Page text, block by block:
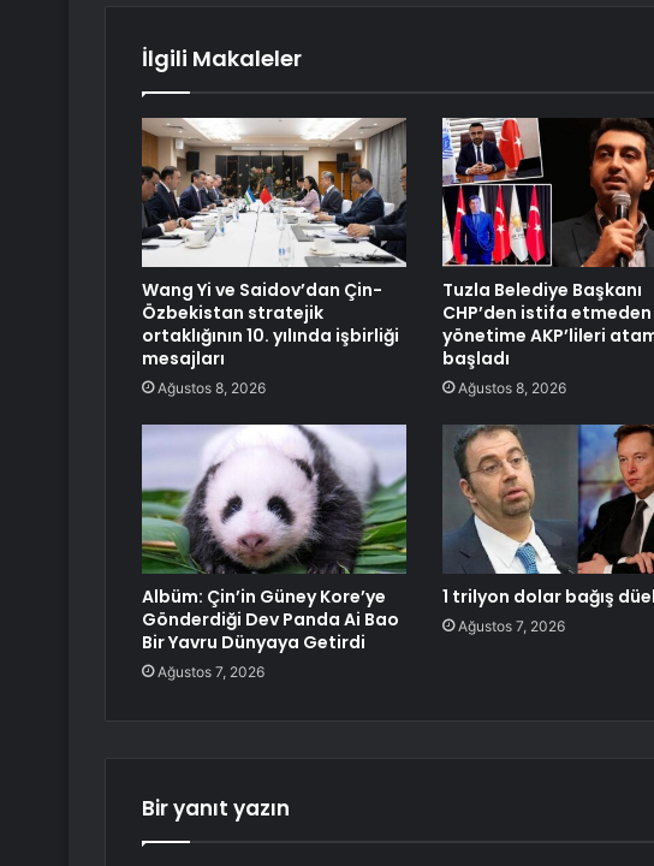
İlgili Makaleler
Wang Yi ve Saidov’dan Çin-
Özbekistan stratejik
ortaklığının 10. yılında işbirliği
mesajları
Ağustos 8, 2026
Tuzla Belediye Başkanı
CHP’den istifa etmeden
yönetime AKP’lileri
başladı
Ağustos 8, 2026
Albüm: Çin’in Güney Kore’ye
Gönderdiği Dev Panda Ai Bao
Bir Yavru Dünyaya Getirdi
Ağustos 7, 2026
1 trilyon dolar bağış
Ağustos 7, 2026
Bir yanıt yazın